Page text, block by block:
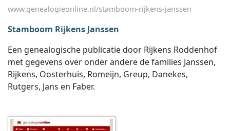
www.genealogieonline.nl/stamboom-rijkens-janssen
Stamboom Rijkens Janssen
Een genealogische publicatie door Rijkens Roddenhof
met gegevens over onder andere de families Janssen,
Rijkens, Oosterhuis, Romeijn, Greup, Danekes,
Rutgers, Jans en Faber.